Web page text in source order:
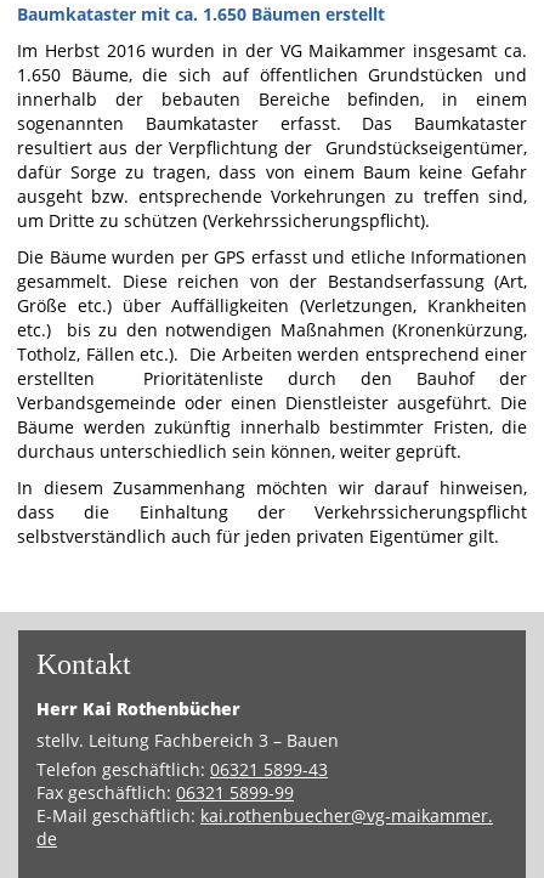
Baumkataster mit ca. 1.650 Bäumen erstellt
Im Herbst 2016 wurden in der VG Maikammer insgesamt ca.
1.650 Bäume, die sich auf öffentlichen Grundstücken und
innerhalb der bebauten Bereiche befinden, in einem
sogenannten Baumkataster erfasst. Das Baumkataster
resultiert aus der Verpflichtung der Grundstückseigentümer,
dafür Sorge zu tragen, dass von einem Baum keine Gefahr
ausgeht bzw. entsprechende Vorkehrungen zu treffen sind,
um Dritte zu schützen (Verkehrssicherungspflicht).
Die Bäume wurden per GPS erfasst und etliche Informationen
gesammelt. Diese reichen von der Bestandserfassung (Art,
Größe etc.) über Auffälligkeiten (Verletzungen, Krankheiten
etc.) bis zu den notwendigen Maßnahmen (Kronenkürzung,
Totholz, Fällen etc.). Die Arbeiten werden entsprechend einer
erstellten Prioritätenliste durch den Bauhof der
Verbandsgemeinde oder einen Dienstleister ausgeführt. Die
Bäume werden zukünftig innerhalb bestimmter Fristen, die
durchaus unterschiedlich sein können, weiter geprüft.
In diesem Zusammenhang möchten wir darauf hinweisen,
dass die Einhaltung der Verkehrssicherungspflicht
selbstverständlich auch für jeden privaten Eigentümer gilt.
Kon­takt
Herr Kai Ro­then­bü­cher
stellv. Lei­tung Fach­be­reich 3 – Bauen
Te­le­fon ge­schäft­lich: 06321 5899-43
Fax ge­schäft­lich: 06321 5899-99
E-Mail ge­schäft­lich: kai.​rothen­bue­cher@​vg-​maikammer.​
de